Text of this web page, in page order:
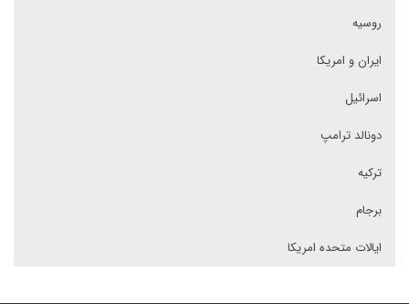
روسیه
ایران و امریکا
اسرائیل
دونالد ترامپ
ترکیه
برجام
ایالات متحده امریکا